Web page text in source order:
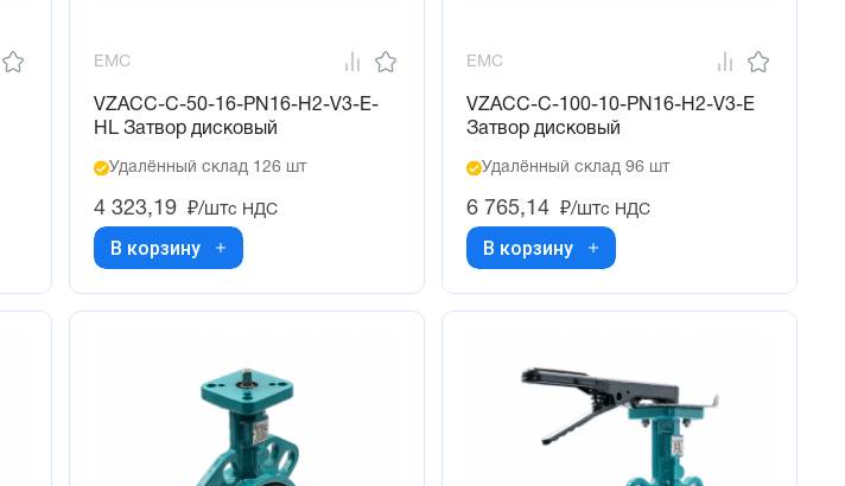
EMC
VZACC-C-50-16-PN16-H2-V3-E-
HL Затвор дисковый
Удалённый склад 126 шт
4 323,19 ₽/штс НДС
В корзину
EMC
VZACC-C-100-10-PN16-H2-V3-E
Затвор дисковый
Удалённый склад 96 шт
6 765,14 ₽/штс НДС
В корзину